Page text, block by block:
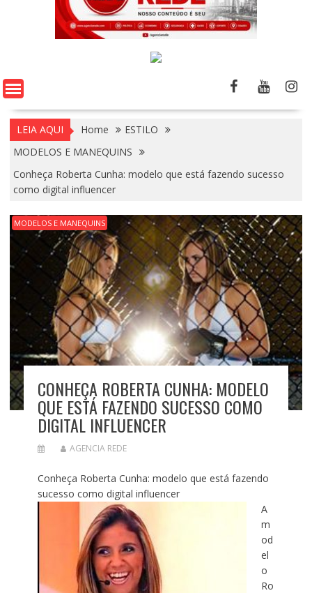
LEIA AQUI Home
ESTILO
MODELOS E MANEQUINS
Conheça Roberta Cunha: modelo que está fazendo sucesso
como digital influencer
MODELOS E MANEQUINS
CONHEÇA ROBERTA CUNHA: MODELO
QUE ESTÁ FAZENDO SUCESSO COMO
DIGITAL INFLUENCER
AGENCIA REDE
Conheça Roberta Cunha: modelo que está fazendo
sucesso como digital influencer
A
m
od
el
o
Ro